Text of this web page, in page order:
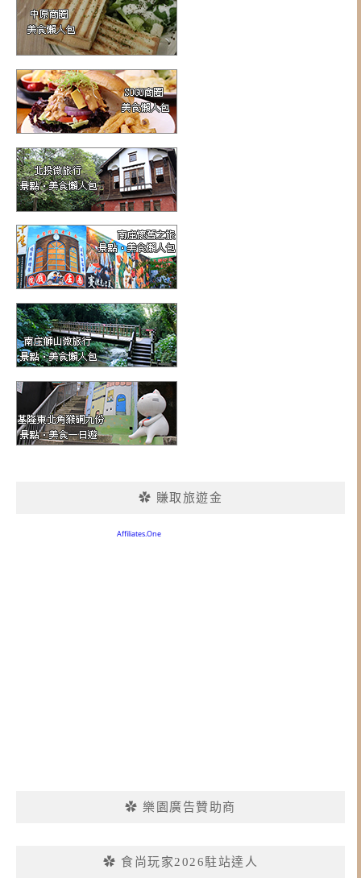
✿ 賺取旅遊金
✿ 樂園廣告贊助商
✿ 食尚玩家2026駐站達人